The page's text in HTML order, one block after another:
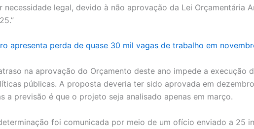
necessidade legal, devido à não aprovação da Lei Orçamentária
apresenta perda de quase 30 mil vagas de trabalho em
na aprovação do Orçamento deste ano impede a execução
públicas. A proposta deveria ter sido aprovada em
a previsão é que o projeto seja analisado apenas em março.
foi comunicada por meio de um ofício enviado a 25